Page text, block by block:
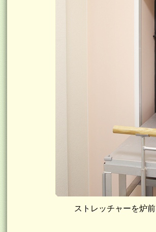
ストレッチャーを炉